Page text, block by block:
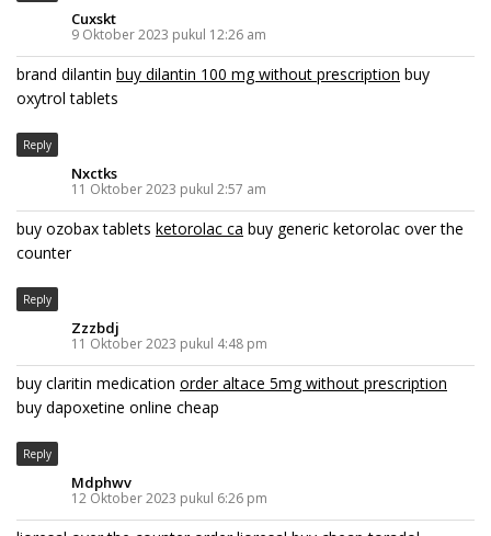
Cuxskt
9 Oktober 2023 pukul 12:26 am
brand dilantin buy dilantin 100 mg without prescription buy
oxytrol tablets
Reply
Nxctks
11 Oktober 2023 pukul 2:57 am
buy ozobax tablets ketorolac ca buy generic ketorolac over the
counter
Reply
Zzzbdj
11 Oktober 2023 pukul 4:48 pm
buy claritin medication order altace 5mg without prescription
buy dapoxetine online cheap
Reply
Mdphwv
12 Oktober 2023 pukul 6:26 pm